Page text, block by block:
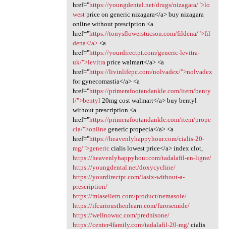
href="https://youngdental.net/drugs/nizagara/">lo
westprice on generic nizagara</a> buy nizagara
online without presciption <a
href="https://tonysflowerstucson.com/fildena/">fil
dena</a><a
href="https://yourdirectpt.com/generic-levitra-
uk/">levitra price walmart</a> <a
href="https://livinlifepc.com/nolvadex/">nolvadex
for gynecomastia</a> <a
href="https://primerafootandankle.com/item/benty
l/">bentyl 20mg cost walmart</a> buy bentyl
without prescription <a
href="https://primerafootandankle.com/item/prope
cia/">onlinegeneric propecia</a> <a
href="https://heavenlyhappyhour.com/cialis-20-
mg/">genericcialis lowest price</a> index clot,
https://heavenlyhappyhour.com/tadalafil-en-ligne/
https://youngdental.net/doxycycline/
https://yourdirectpt.com/lasix-without-a-
prescription/
https://miaseilern.com/product/nemasole/
https://ifcuriousthenlearn.com/furosemide/
https://wellnowuc.com/prednisone/
https://center4family.com/tadalafil-20-mg/cialis